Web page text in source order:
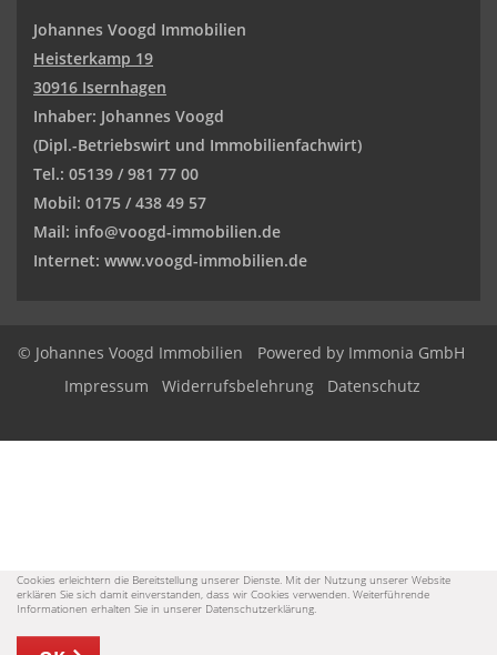
Cookies erleichtern die Bereitstellung unserer Dienste. Mit der Nutzung unserer Website
erklären Sie sich damit einverstanden, dass wir Cookies verwenden. Weiterführende
Informationen erhalten Sie in unserer Datenschutzerklärung.
Johannes Voogd Immobilien
Heisterkamp 19
30916 Isernhagen
Inhaber: Johannes Voogd
(Dipl.-Betriebswirt und Immobilienfachwirt)
Tel.: 05139 / 981 77 00
Mobil: 0175 / 438 49 57
Mail: info@voogd-immobilien.de
Internet: www.voogd-immobilien.de
© Johannes Voogd Immobilien
Powered by Immonia GmbH
Impressum
Widerrufsbelehrung Datenschutz